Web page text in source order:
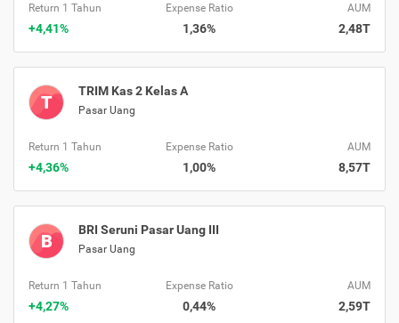
Return 1 Tahun
+4,41%
Expense Ratio
1,36%
AUM
2,48T
T
TRIM Kas 2 Kelas A
Pasar Uang
Return 1 Tahun
+4,36%
Expense Ratio
1,00%
AUM
8,57T
B
BRI Seruni Pasar Uang III
Pasar Uang
Return 1 Tahun
+4,27%
Expense Ratio
0,44%
AUM
2,59T